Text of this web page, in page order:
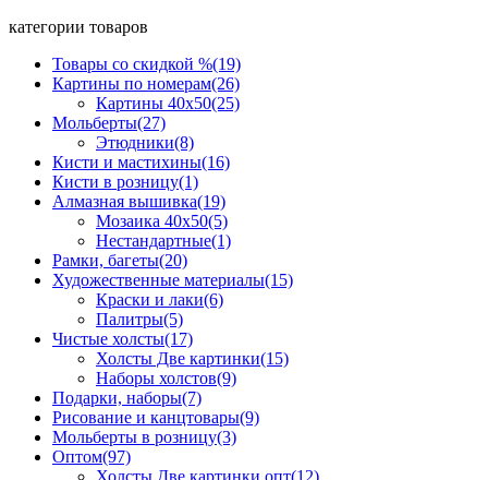
категории товаров
Товары со скидкой %(19)
Картины по номерам(26)
Картины 40x50(25)
Мольберты(27)
Этюдники(8)
Кисти и мастихины(16)
Кисти в розницу(1)
Алмазная вышивка(19)
Мозаика 40x50(5)
Нестандартные(1)
Рамки, багеты(20)
Художественные материалы(15)
Краски и лаки(6)
Палитры(5)
Чистые холсты(17)
Холсты Две картинки(15)
Наборы холстов(9)
Подарки, наборы(7)
Рисование и канцтовары(9)
Мольберты в розницу(3)
Оптом(97)
Холсты Две картинки опт(12)